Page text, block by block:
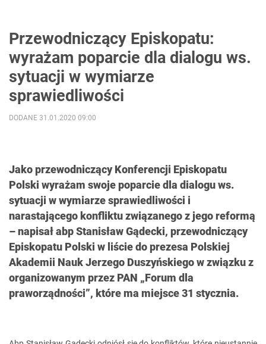
Przewodniczący Episkopatu:
wyrażam poparcie dla dialogu ws.
sytuacji w wymiarze
sprawiedliwości
Jako przewodniczący Konferencji Episkopatu
Polski wyrażam swoje poparcie dla dialogu ws.
sytuacji w wymiarze sprawiedliwości i
narastającego konfliktu związanego z jego reformą
– napisał abp Stanisław Gądecki, przewodniczący
Episkopatu Polski w liście do prezesa Polskiej
Akademii Nauk Jerzego Duszyńskiego w związku z
organizowanym przez PAN „Forum dla
praworządności”, które ma miejsce 31 stycznia.
DODANE 31.01.2020 09:00